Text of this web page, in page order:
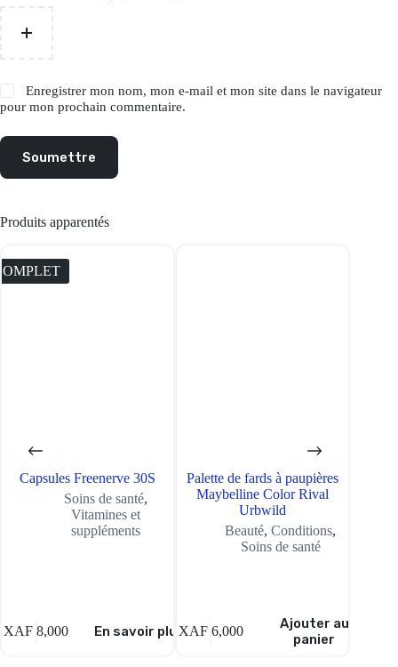
Enregistrer mon nom, mon e-mail et mon site dans le navigateur
pour mon prochain commentaire.
Soumettre
Produits apparentés
Capsules Freenerve 30S
Soins de santé,
Vitamines et
suppléments
XAF8,000 En savoir plus
Palette de fards à paupières
Maybelline Color Rival
Urbwild
Beauté,Conditions,
Soins de santé
XAF6,000
Ajouter au
panier